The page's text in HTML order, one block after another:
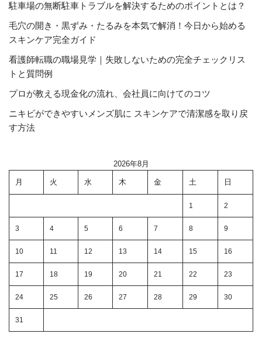
駐車場の無断駐車トラブルを解決するためのポイントとは？
毛穴の開き・黒ずみ・たるみを本気で解消！今日から始める
スキンケア完全ガイド
看護師転職の職場見学｜失敗しないための完全チェックリス
トと質問例
プロが教える現金化の流れ、会社員に向けてのコツ
ニキビができやすいメンズ肌に スキンケアで清潔感を取り戻
す方法
2026年8月
月 火 水 木 金 土 日
1 2
3 4 5 6 7 8 9
10 11 12 13 14 15 16
17 18 19 20 21 22 23
24 25 26 27 28 29 30
31